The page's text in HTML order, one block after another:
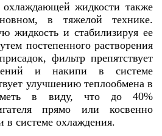
охлаждающей жидкости также
в тяжелой технике.
жидкость и стабилизируя ее
постепенного растворения
фильтр препятствует
и накипи в системе
улучшению теплообмена в
в виду, что до 40%
прямо или косвенно
в системе охлаждения.